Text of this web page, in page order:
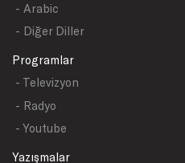
- Arabic
- Diğer Diller
Programlar
- Televizyon
- Radyo
- Youtube
Yazışmalar